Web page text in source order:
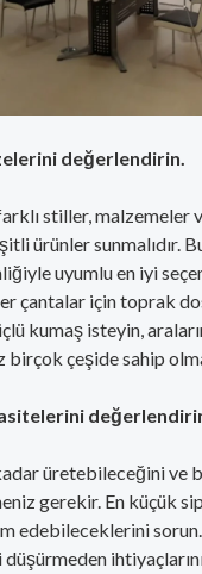
değerlendirin.
stiller, malzemeler
ürünler sunmalıdır.
uyumlu en iyi
çantalar için toprak
kumaş isteyin,
birçok çeşide sahip
üretebileceğini ve
gerekir. En küçük
edebileceklerini